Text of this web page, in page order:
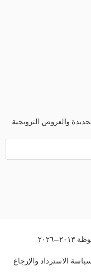
والعروض الترويجية
الاسترداد والإرجاع